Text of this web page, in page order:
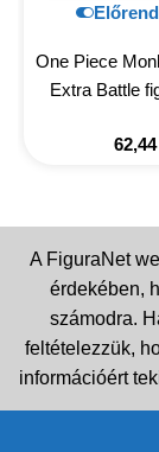
One Piece
Extra Battle
62,44
A FiguraNet
érdekében,
számodra.
feltételezzük,
információért